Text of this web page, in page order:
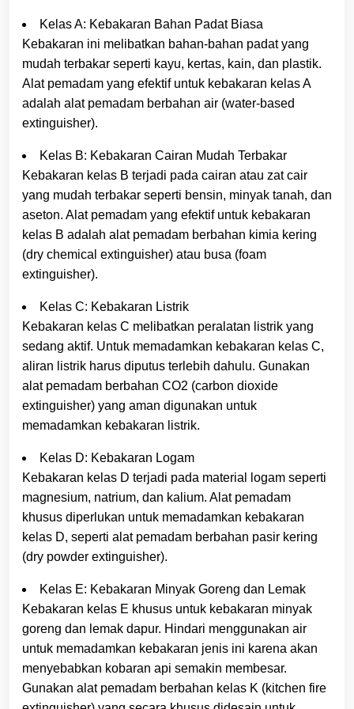
Kelas A: Kebakaran Bahan Padat Biasa
Kebakaran ini melibatkan bahan-bahan padat yang
mudah terbakar seperti kayu, kertas, kain, dan plastik.
Alat pemadam yang efektif untuk kebakaran kelas A
adalah alat pemadam berbahan air (water-based
extinguisher).
Kelas B: Kebakaran Cairan Mudah Terbakar
Kebakaran kelas B terjadi pada cairan atau zat cair
yang mudah terbakar seperti bensin, minyak tanah, dan
aseton. Alat pemadam yang efektif untuk kebakaran
kelas B adalah alat pemadam berbahan kimia kering
(dry chemical extinguisher) atau busa (foam
extinguisher).
Kelas C: Kebakaran Listrik
Kebakaran kelas C melibatkan peralatan listrik yang
sedang aktif. Untuk memadamkan kebakaran kelas C,
aliran listrik harus diputus terlebih dahulu. Gunakan
alat pemadam berbahan CO2 (carbon dioxide
extinguisher) yang aman digunakan untuk
memadamkan kebakaran listrik.
Kelas D: Kebakaran Logam
Kebakaran kelas D terjadi pada material logam seperti
magnesium, natrium, dan kalium. Alat pemadam
khusus diperlukan untuk memadamkan kebakaran
kelas D, seperti alat pemadam berbahan pasir kering
(dry powder extinguisher).
Kelas E: Kebakaran Minyak Goreng dan Lemak
Kebakaran kelas E khusus untuk kebakaran minyak
goreng dan lemak dapur. Hindari menggunakan air
untuk memadamkan kebakaran jenis ini karena akan
menyebabkan kobaran api semakin membesar.
Gunakan alat pemadam berbahan kelas K (kitchen fire